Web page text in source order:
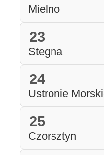
Mielno
23
Stegna
24
Ustronie
25
Czorsztyn